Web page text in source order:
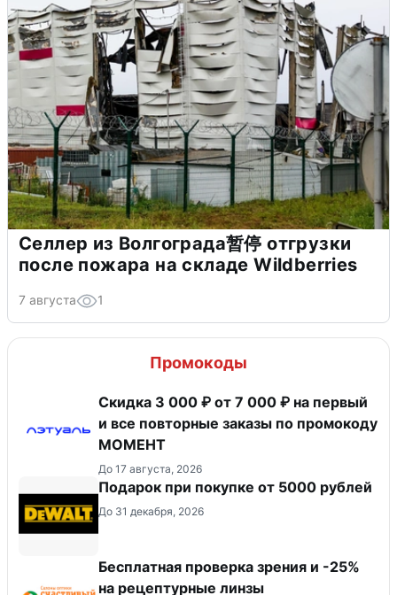
Селлер из Волгограда暂停 отгрузки
после пожара на складе Wildberries
7 августа 1
Промокоды
Скидка 3 000 ₽ от 7 000 ₽ на первый
и все повторные заказы по промокоду
МОМЕНТ
До 17 августа, 2026
Подарок при покупке от 5000 рублей
До 31 декабря, 2026
Бесплатная проверка зрения и -25%
на рецептурные линзы